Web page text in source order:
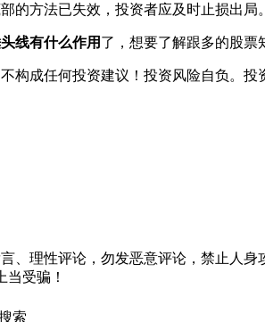
的方法已失效，投资者应及时止损出局。
线有什么作用 了，想要了解跟多的股票
构成任何投资建议！投资风险自负。投
、理性评论，勿发恶意评论，禁止人身
当受骗！
索